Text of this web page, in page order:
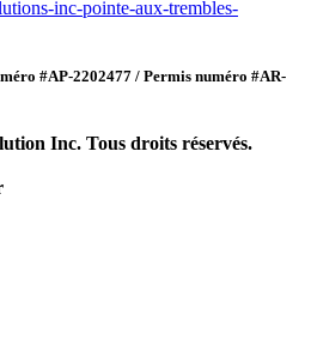
#AP-2202477 / Permis numéro #AR-
Inc. Tous droits réservés.